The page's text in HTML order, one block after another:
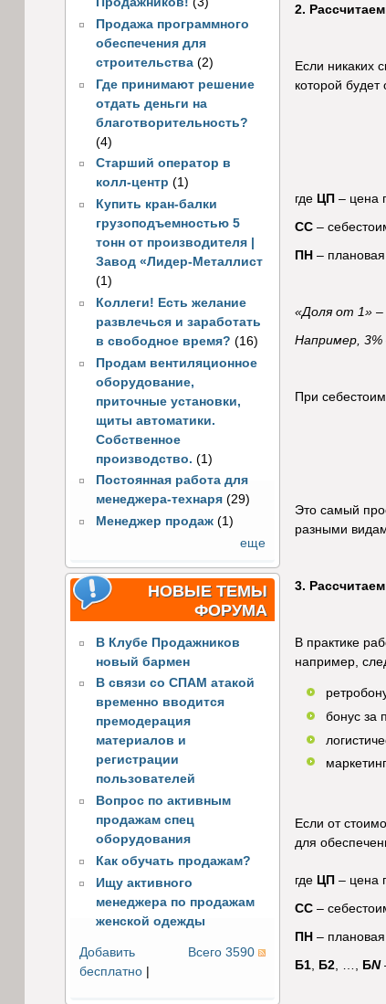
Продажа программного
обеспечения для
строительства (2)
Где принимают решение
отдать деньги на
благотворительность?
(4)
Старший оператор в
колл-центр (1)
Купить кран-балки
грузоподъемностью 5
тонн от производителя |
Завод «Лидер-Металлист
(1)
Коллеги! Есть желание
развлечься и заработать
в свободное время? (16)
Продам вентиляционное
оборудование,
приточные установки,
щиты автоматики.
Собственное
производство. (1)
Постоянная работа для
менеджера-технаря (29)
Менеджер продаж (1)
еще
НОВЫЕ ТЕМЫ
ФОРУМА
В Клубе Продажников
новый бармен
В связи со СПАМ атакой
временно вводится
премодерация
материалов и
регистрации
пользователей
Вопрос по активным
продажам спец
оборудования
Как обучать продажам?
Ищу активного
менеджера по продажам
женской одежды
Всего 3590
Добавить
бесплатно|
2.
Если никаких
которой
где ЦП – цена
СС–
ПН –
«Доля от 1» –
Например, 3%
При
Это самый
разными
3.
В практике
например,
бонус за
Если от
для
где ЦП – цена
СС–
ПН –
Б1, Б2, …, БN